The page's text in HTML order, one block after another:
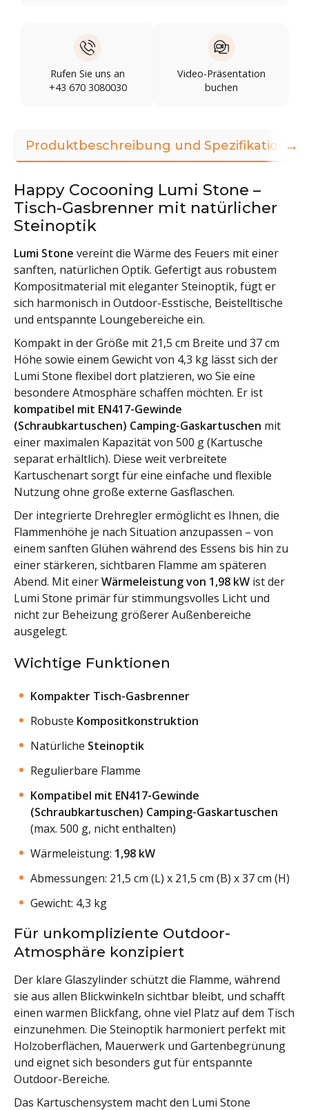
Rufen Sie uns an
+43 670 3080030
Video-Präsentation
buchen
Produktbeschreibung und Spezifikationen
Happy Cocooning Lumi Stone –
Tisch-Gasbrenner mit natürlicher
Steinoptik
Lumi Stone vereint die Wärme des Feuers mit einer
sanften, natürlichen Optik. Gefertigt aus robustem
Kompositmaterial mit eleganter Steinoptik, fügt er
sich harmonisch in Outdoor-Esstische, Beistelltische
und entspannte Loungebereiche ein.
Kompakt in der Größe mit 21,5 cm Breite und 37 cm
Höhe sowie einem Gewicht von 4,3 kg lässt sich der
Lumi Stone flexibel dort platzieren, wo Sie eine
besondere Atmosphäre schaffen möchten. Er ist
kompatibel mit EN417-Gewinde
(Schraubkartuschen) Camping-Gaskartuschen mit
einer maximalen Kapazität von 500 g (Kartusche
separat erhältlich). Diese weit verbreitete
Kartuschenart sorgt für eine einfache und flexible
Nutzung ohne große externe Gasflaschen.
Der integrierte Drehregler ermöglicht es Ihnen, die
Flammenhöhe je nach Situation anzupassen – von
einem sanften Glühen während des Essens bis hin zu
einer stärkeren, sichtbaren Flamme am späteren
Abend. Mit einerWärmeleistung von 1,98 kW ist der
Lumi Stone primär für stimmungsvolles Licht und
nicht zur Beheizung größerer Außenbereiche
ausgelegt.
Wichtige Funktionen
Kompakter Tisch-Gasbrenner
Robuste Kompositkonstruktion
Natürliche Steinoptik
Regulierbare Flamme
Kompatibel mit EN417-Gewinde
(Schraubkartuschen) Camping-Gaskartuschen
(max. 500 g, nicht enthalten)
Wärmeleistung: 1,98 kW
Abmessungen: 21,5 cm (L) x 21,5 cm (B) x 37 cm (H)
Gewicht: 4,3 kg
Für unkompliziente Outdoor-
Atmosphäre konzipiert
Der klare Glaszylinder schützt die Flamme, während
sie aus allen Blickwinkeln sichtbar bleibt, und schafft
einen warmen Blickfang, ohne viel Platz auf dem Tisch
einzunehmen. Die Steinoptik harmoniert perfekt mit
Holzoberflächen, Mauerwerk und Gartenbegrünung
und eignet sich besonders gut für entspannte
Outdoor-Bereiche.
Das Kartuschensystem macht den Lumi Stone
→